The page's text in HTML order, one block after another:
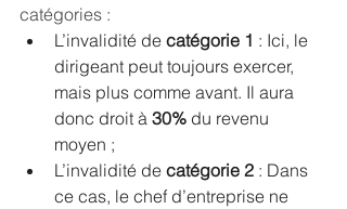
catégories :
L’invalidité de catégorie 1 : Ici, le
dirigeant peut toujours exercer,
mais plus comme avant. Il aura
donc droit à 30% du revenu
moyen ;
L’invalidité de catégorie 2 : Dans
ce cas, le chef d’entreprise ne